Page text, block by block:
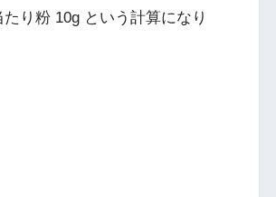
り粉 10g という計算になり